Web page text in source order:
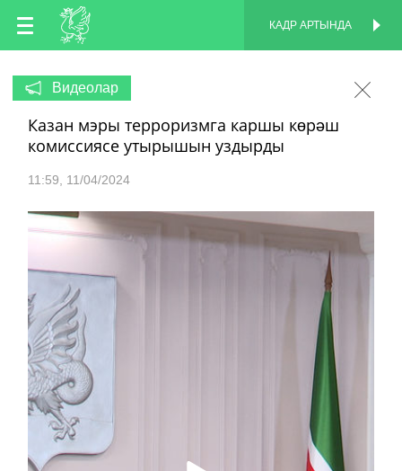
TT
EN
КАДР АРТЫНДА
Видеолар
Казан мэры терроризмга каршы көрәш
комиссиясе утырышын уздырды
11:59 11/04/2024
КАДР АРТЫНДА